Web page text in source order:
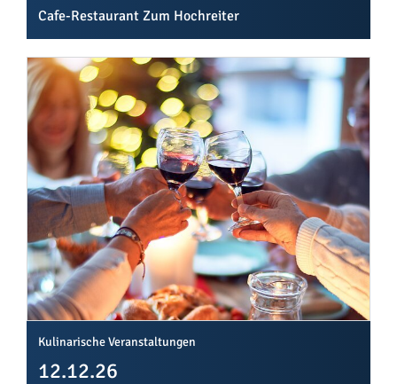
Cafe-Restaurant Zum Hochreiter
Kulinarische Veranstaltungen
12.12.26